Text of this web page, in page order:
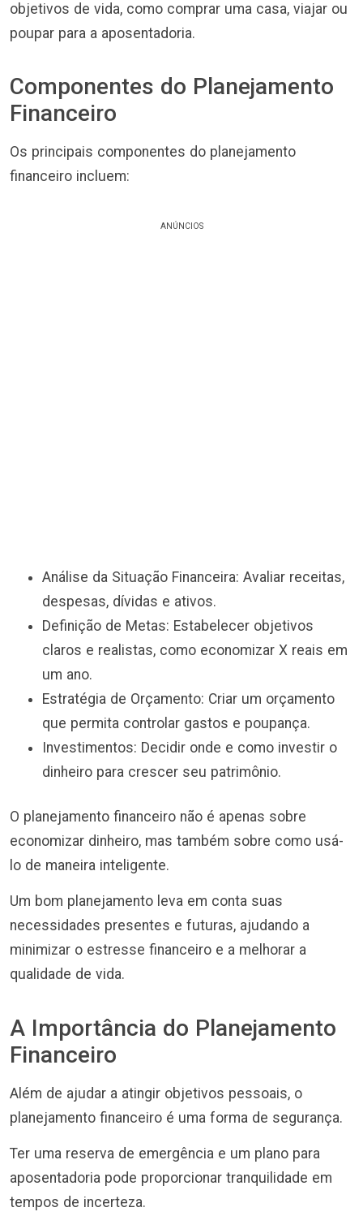
objetivos de vida, como comprar uma casa, viajar ou
poupar para a aposentadoria.
Componentes do Planejamento
Financeiro
Os principais componentes do planejamento
financeiro incluem:
ANÚNCIOS
Análise da Situação Financeira: Avaliar receitas,
despesas, dívidas e ativos.
Definição de Metas: Estabelecer objetivos
claros e realistas, como economizar X reais em
um ano.
Estratégia de Orçamento: Criar um orçamento
que permita controlar gastos e poupança.
Investimentos: Decidir onde e como investir o
dinheiro para crescer seu patrimônio.
O planejamento financeiro não é apenas sobre
economizar dinheiro, mas também sobre como usá-
lo de maneira inteligente.
Um bom planejamento leva em conta suas
necessidades presentes e futuras, ajudando a
minimizar o estresse financeiro e a melhorar a
qualidade de vida.
A Importância do Planejamento
Financeiro
Além de ajudar a atingir objetivos pessoais, o
planejamento financeiro é uma forma de segurança.
Ter uma reserva de emergência e um plano para
aposentadoria pode proporcionar tranquilidade em
tempos de incerteza.